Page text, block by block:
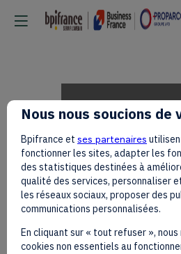
CHAOUI
et
Nous nous soucions de
Bpifrance et ses partenaires
fonctionner les sites, adapter les
des statistiques destinées à
qualité des services, personnaliser
les réseaux sociaux, proposer des
communications personnalisées.
En cliquant sur « tout refuser »,
cookies non essentiels au